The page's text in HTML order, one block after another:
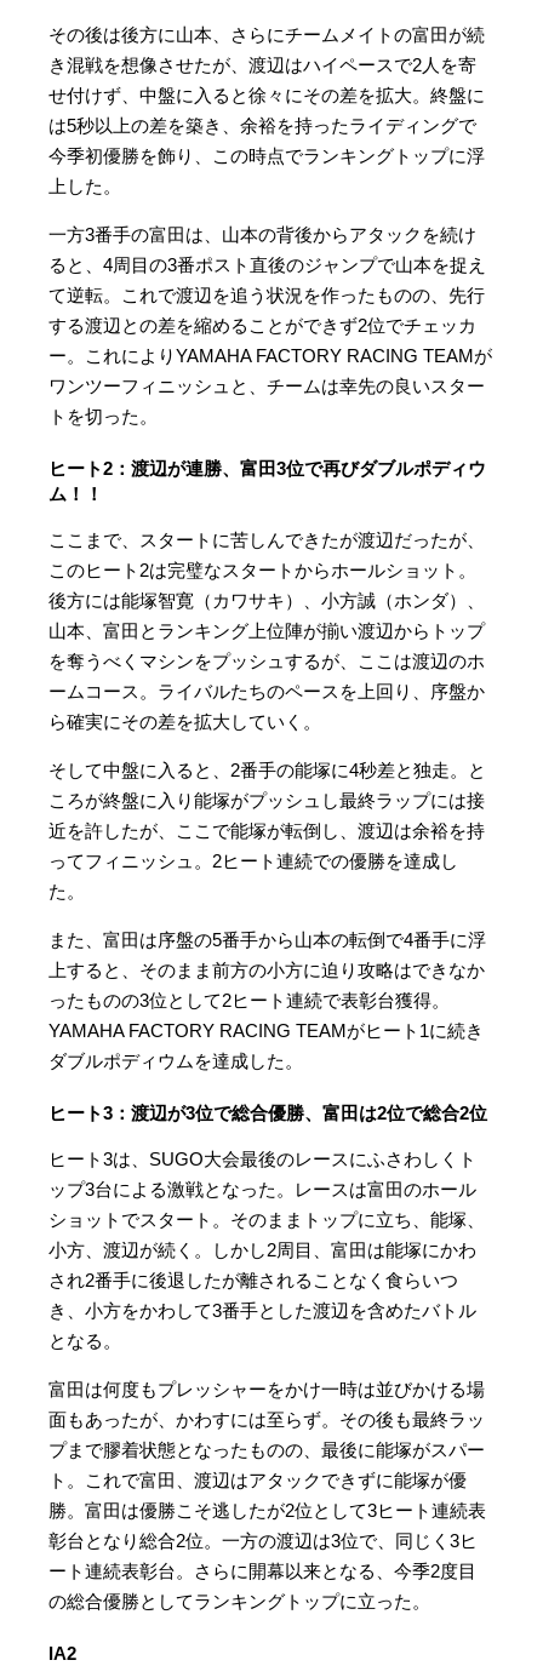
その後は後方に山本、さらにチームメイトの富田が続
き混戦を想像させたが、渡辺はハイペースで2人を寄
せ付けず、中盤に入ると徐々にその差を拡大。終盤に
は5秒以上の差を築き、余裕を持ったライディングで
今季初優勝を飾り、この時点でランキングトップに浮
上した。
一方3番手の富田は、山本の背後からアタックを続け
ると、4周目の3番ポスト直後のジャンプで山本を捉え
て逆転。これで渡辺を追う状況を作ったものの、先行
する渡辺との差を縮めることができず2位でチェッカ
ー。これによりYAMAHA FACTORY RACING TEAMが
ワンツーフィニッシュと、チームは幸先の良いスター
トを切った。
ヒート2：渡辺が連勝、富田3位で再びダブルポディウ
ム！！
ここまで、スタートに苦しんできたが渡辺だったが、
このヒート2は完璧なスタートからホールショット。
後方には能塚智寛（カワサキ）、小方誠（ホンダ）、
山本、富田とランキング上位陣が揃い渡辺からトップ
を奪うべくマシンをプッシュするが、ここは渡辺のホ
ームコース。ライバルたちのペースを上回り、序盤か
ら確実にその差を拡大していく。
そして中盤に入ると、2番手の能塚に4秒差と独走。と
ころが終盤に入り能塚がプッシュし最終ラップには接
近を許したが、ここで能塚が転倒し、渡辺は余裕を持
ってフィニッシュ。2ヒート連続での優勝を達成し
た。
また、富田は序盤の5番手から山本の転倒で4番手に浮
上すると、そのまま前方の小方に迫り攻略はできなか
ったものの3位として2ヒート連続で表彰台獲得。
YAMAHA FACTORY RACING TEAMがヒート1に続き
ダブルポディウムを達成した。
ヒート3：渡辺が3位で総合優勝、富田は2位で総合2位
ヒート3は、SUGO大会最後のレースにふさわしくト
ップ3台による激戦となった。レースは富田のホール
ショットでスタート。そのままトップに立ち、能塚、
小方、渡辺が続く。しかし2周目、富田は能塚にかわ
され2番手に後退したが離されることなく食らいつ
き、小方をかわして3番手とした渡辺を含めたバトル
となる。
富田は何度もプレッシャーをかけ一時は並びかける場
面もあったが、かわすには至らず。その後も最終ラッ
プまで膠着状態となったものの、最後に能塚がスパー
ト。これで富田、渡辺はアタックできずに能塚が優
勝。富田は優勝こそ逃したが2位として3ヒート連続表
彰台となり総合2位。一方の渡辺は3位で、同じく3ヒ
ート連続表彰台。さらに開幕以来となる、今季2度目
の総合優勝としてランキングトップに立った。
IA2